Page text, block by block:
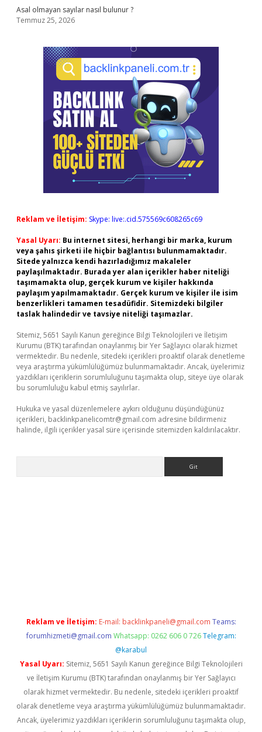
Asal olmayan sayılar nasıl bulunur ?
Temmuz 25, 2026
Reklam ve İletişim: Skype: live:.cid.575569c608265c69
Yasal Uyarı: Bu internet sitesi, herhangi bir marka, kurum
veya şahıs şirketi ile hiçbir bağlantısı bulunmamaktadır.
Sitede yalnızca kendi hazırladığımız makaleler
paylaşılmaktadır. Burada yer alan içerikler haber niteliği
taşımamakta olup, gerçek kurum ve kişiler hakkında
paylaşım yapılmamaktadır. Gerçek kurum ve kişiler ile isim
benzerlikleri tamamen tesadüfidir. Sitemizdeki bilgiler
taslak halindedir ve tavsiye niteliği taşımazlar.
Sitemiz, 5651 Sayılı Kanun gereğince Bilgi Teknolojileri ve İletişim
Kurumu (BTK) tarafından onaylanmış bir Yer Sağlayıcı olarak hizmet
vermektedir. Bu nedenle, sitedeki içerikleri proaktif olarak denetleme
veya araştırma yükümlülüğümüz bulunmamaktadır. Ancak, üyelerimiz
yazdıkları içeriklerin sorumluluğunu taşımakta olup, siteye üye olarak
bu sorumluluğu kabul etmiş sayılırlar.
Hukuka ve yasal düzenlemelere aykırı olduğunu düşündüğünüz
içerikleri, backlinkpanelicomtr@gmail.com adresine bildirmeniz
halinde, ilgili içerikler yasal süre içerisinde sitemizden kaldırılacaktır.
Reklam ve İletişim: E-mail: backlinkpaneli@gmail.com Teams:
forumhizmeti@gmail.com Whatsapp: 0262 606 0 726 Telegram:
@karabul
Yasal Uyarı: Sitemiz, 5651 Sayılı Kanun gereğince Bilgi Teknolojileri
ve İletişim Kurumu (BTK) tarafından onaylanmış bir Yer Sağlayıcı
olarak hizmet vermektedir. Bu nedenle, sitedeki içerikleri proaktif
olarak denetleme veya araştırma yükümlülüğümüz bulunmamaktadır.
Ancak, üyelerimiz yazdıkları içeriklerin sorumluluğunu taşımakta olup,